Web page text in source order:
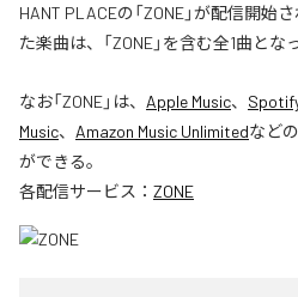
HANT PLACEの「ZONE」が配信開
た楽曲は、「ZONE」を含む全1曲とな
なお「ZONE」は、 Apple Music、
Music、 Amazon Music Unlimitedなど
ができる。
各配信サービス： ZONE